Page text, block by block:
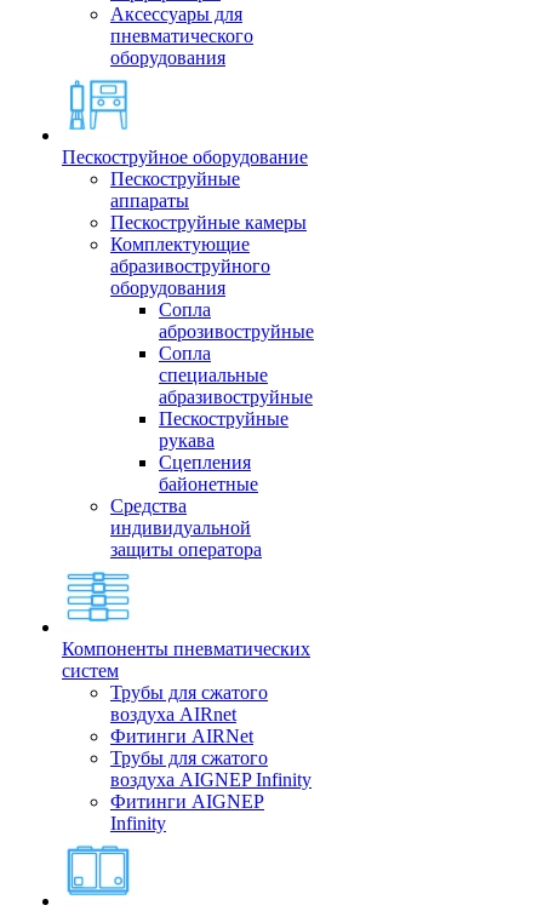
Аксессуары для
пневматического
оборудования
Пескоструйное оборудование
Пескоструйные
аппараты
Пескоструйные камеры
Комплектующие
абразивоструйного
оборудования
Сопла
аброзивоструйные
Сопла
специальные
абразивоструйные
Пескоструйные
рукава
Сцепления
байонетные
Средства
индивидуальной
защиты оператора
Компоненты пневматических
систем
Трубы для сжатого
воздуха AIRnet
Фитинги AIRNet
Трубы для сжатого
воздуха AIGNEP Infinity
Фитинги AIGNEP
Infinity